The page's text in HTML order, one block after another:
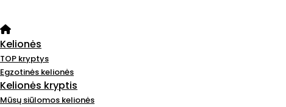
Kelionės
TOP kryptys
Egzotinės kelionės
Kelionės kryptis
Mūsų siūlomos kelionės